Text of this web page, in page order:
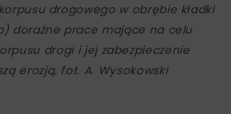
drogowego w obrębie kładki
doraźne prace mające na celu
drogi i jej zabezpieczenie
erozją, fot. A. Wysokowski